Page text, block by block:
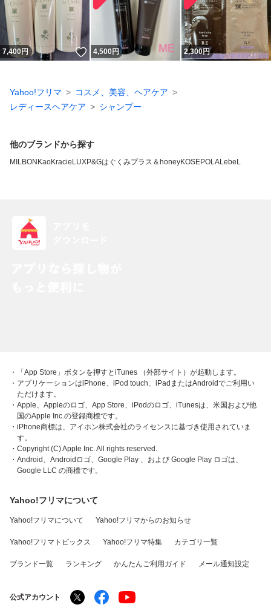
7,400円 いいね！
4,500円 2,300円
Yahoo!フリマ
コスメ、美容、ヘアケア
レディースヘアケア
シャンプー
他のブランドから探す
MILBON KaoKracie LUXP&Gはぐくみプラス ＆honeyKOSEPOLALebeL
・「App Store」ボタンを押すとiTunes （外部サイト）が起動します。
・アプリケーションはiPhone、iPod touch、iPadまたはAndroidでご利用い
ただけます。
・Apple、Appleのロゴ、App Store、iPodのロゴ、iTunesは、米国および他
国のApple Inc.の登録商標です。
・iPhone商標は、アイホン株式会社のライセンスに基づき使用されていま
す。
・Copyright (C) Apple Inc. All rights reserved.
・Android、Androidロゴ、Google Play 、および Google Play ロゴは、
Google LLC の商標です。
Yahoo!フリマについて
Yahoo!フリマについて Yahoo!フリマからのお知らせ
Yahoo!フリマトピックス Yahoo!フリマ特集 カテゴリ一覧
ブランド一覧 ランキング かんたんご利用ガイド メール通知設定
公式アカウント